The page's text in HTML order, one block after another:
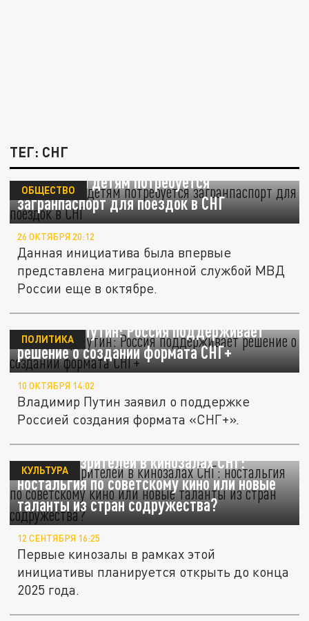
ТЕГ: СНГ
С 2026 года детям потребуется
загранпаспорт для поездок в СНГ
ОБЩЕСТВО
26 ОКТЯБРЯ 20:12
Данная инициатива была впервые
представлена миграционной службой МВД
России еще в октябре.
Владимир Путин: Россия поддерживает
решение о создании формата СНГ+
ПОЛИТИКА
10 ОКТЯБРЯ 14:02
Владимир Путин заявил о поддержке
Россией создания формата «СНГ+».
Что ждёт зрителей в кинозалах СНГ:
ностальгия по советскому кино или новые
таланты из стран содружества?
КУЛЬТУРА
12 СЕНТЯБРЯ 16:25
Первые кинозалы в рамках этой
инициативы планируется открыть до конца
2025 года.